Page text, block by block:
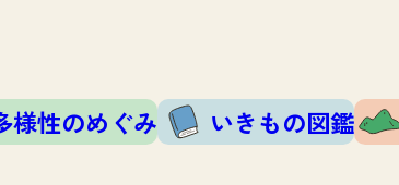
様性のめぐみ いきもの図鑑